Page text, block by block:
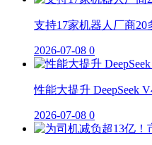
支持17家机器人厂商
2026-07-08 0
性能大提升 DeepSeek
2026-07-08 0